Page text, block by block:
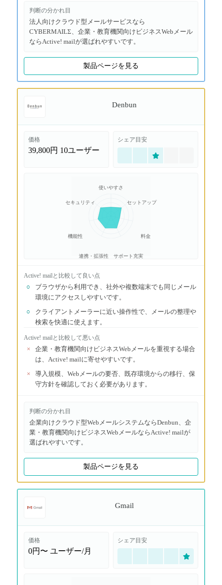
判断の分かれ目
法人向けクラウド型メールサービスなら
CYBERMAILΣ、企業・教育機関向けビジネスWebメール
ならActive! mailが選ばれやすいです。
製品ページを見る
Denbun
価格
39,800円 10ユーザー
シェア目安
使いやすさ
セットアップ
料金
サポート充実
連携・拡張性
機能性
セキュリティ
Active! mailと比較して良い点
○
ブラウザから利用でき、社外や複数端末でも同じメール
環境にアクセスしやすいです。
○
クライアントメーラーに近い操作性で、メールの整理や
検索を快適に使えます。
Active! mailと比較して悪い点
×
企業・教育機関向けビジネスWebメールを重視する場合
は、Active! mailに寄せやすいです。
×
導入規模、Webメールの要否、既存環境からの移行、保
守方針を確認しておく必要があります。
判断の分かれ目
企業向けクラウド型WebメールシステムならDenbun、企
業・教育機関向けビジネスWebメールならActive! mailが
選ばれやすいです。
製品ページを見る
Gmail
価格
0円〜 ユーザー/月
シェア目安